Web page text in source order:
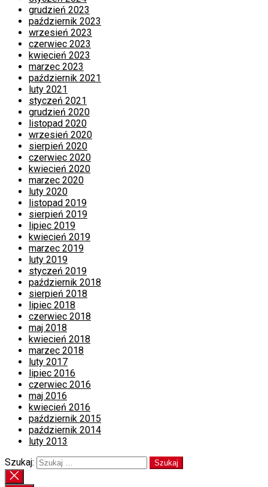
grudzień 2023
październik 2023
wrzesień 2023
czerwiec 2023
kwiecień 2023
marzec 2023
październik 2021
luty 2021
styczeń 2021
grudzień 2020
listopad 2020
wrzesień 2020
sierpień 2020
czerwiec 2020
kwiecień 2020
marzec 2020
luty 2020
listopad 2019
sierpień 2019
lipiec 2019
kwiecień 2019
marzec 2019
luty 2019
styczeń 2019
październik 2018
sierpień 2018
lipiec 2018
czerwiec 2018
maj 2018
kwiecień 2018
marzec 2018
luty 2017
lipiec 2016
czerwiec 2016
maj 2016
kwiecień 2016
październik 2015
październik 2014
luty 2013
Szukaj: